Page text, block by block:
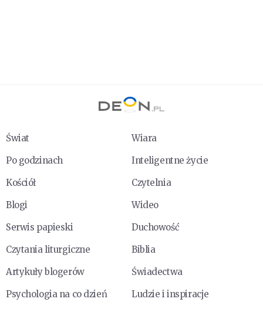
Świat
Wiara
Po godzinach
Inteligentne życie
Kościół
Czytelnia
Blogi
Wideo
Serwis papieski
Duchowość
Czytania liturgiczne
Biblia
Artykuły blogerów
Świadectwa
Psychologia na co dzień
Ludzie i inspiracje